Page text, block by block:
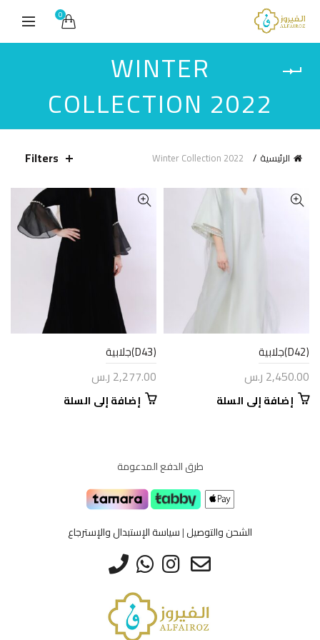
0
WINTER
COLLECTION 2022
الرئيسية Filters
(D42)جلابية
2,450.00 ر.س
إضافة إلى السلة
(D43)جلابية
2,277.00 ر.س
إضافة إلى السلة
طرق الدفع المدعومة
الشحن والتوصيل|سياسة الإستبدال والإسترجاع